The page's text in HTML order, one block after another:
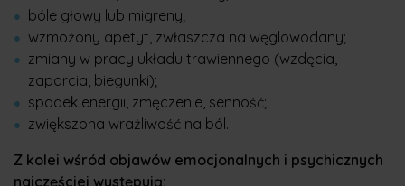
bóle głowy lub migreny;
wzmożony apetyt, zwłaszcza na węglowodany;
zmiany w pracy układu trawiennego (wzdęcia,
zaparcia, biegunki);
spadek energii, zmęczenie, senność;
zwiększona wrażliwość na ból.
Z kolei wśród objawów emocjonalnych i psychicznych
najczęściej występują: